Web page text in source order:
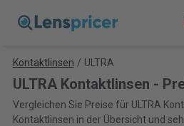
Kontaktlinsen / ULTRA
ULTRA Kontaktlinsen -
Vergleichen Sie Preise für ULTRA
Kontaktlinsen in der Übersicht und